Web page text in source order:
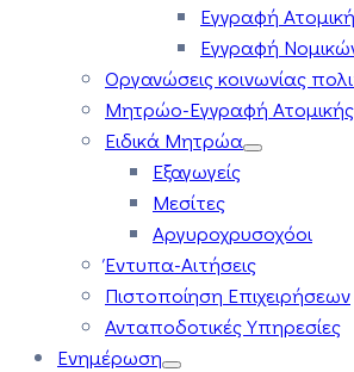
Εγγραφή
Εγγραφή
Οργανώσεις κοινωνίας
Μητρώο-Εγγραφή Ατομικής
Ειδικά Μητρώα
Εξαγωγείς
Μεσίτες
Αργυροχρυσοχόοι
Έντυπα-Αιτήσεις
Πιστοποίηση Επιχειρήσεων
Ανταποδοτικές Υπηρεσίες
Ενημέρωση